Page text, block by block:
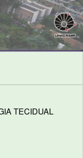
TECIDUAL